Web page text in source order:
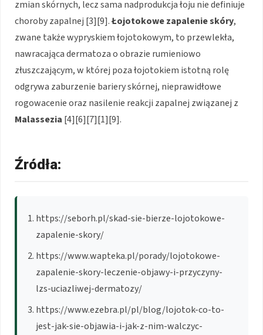
zmian skórnych, lecz sama nadprodukcja łoju nie definiuje
choroby zapalnej [3][9].Łojotokowe zapalenie skóry,
zwane także wypryskiem łojotokowym, to przewlekła,
nawracająca dermatoza o obrazie rumieniowo
złuszczającym, w której poza łojotokiem istotną rolę
odgrywa zaburzenie bariery skórnej, nieprawidłowe
rogowacenie oraz nasilenie reakcji zapalnej związanej z
Malassezia [4][6][7][1][9].
Źródła:
https://seborh.pl/skad-sie-bierze-lojotokowe-
zapalenie-skory/
https://www.wapteka.pl/porady/lojotokowe-
zapalenie-skory-leczenie-objawy-i-przyczyny-
lzs-uciazliwej-dermatozy/
https://www.ezebra.pl/pl/blog/lojotok-co-to-
jest-jak-sie-objawia-i-jak-z-nim-walczyc-